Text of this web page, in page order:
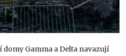
Gamma a Delta navazují